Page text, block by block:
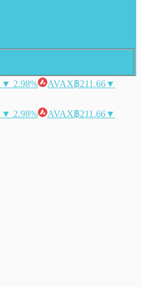
▼ 2.98% AVAX฿211.66▼
▼ 2.98% AVAX฿211.66▼